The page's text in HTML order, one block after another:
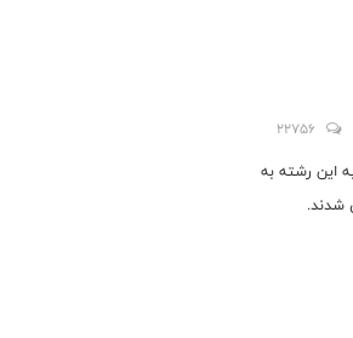
22756
این رشته به
شدند.